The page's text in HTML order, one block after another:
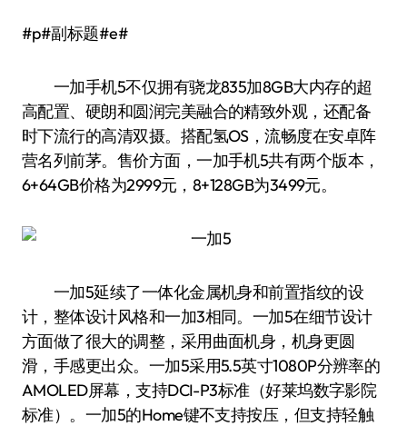
#p#副标题#e#
一加手机5不仅拥有骁龙835加8GB大内存的超
高配置、硬朗和圆润完美融合的精致外观，还配备
时下流行的高清双摄。搭配氢OS，流畅度在安卓阵
营名列前茅。售价方面，一加手机5共有两个版本，
6+64GB价格为2999元，8+128GB为3499元。
一加5延续了一体化金属机身和前置指纹的设
计，整体设计风格和一加3相同。一加5在细节设计
方面做了很大的调整，采用曲面机身，机身更圆
滑，手感更出众。一加5采用5.5英寸1080P分辨率的
AMOLED屏幕，支持DCI-P3标准（好莱坞数字影院
标准）。一加5的Home键不支持按压，但支持轻触